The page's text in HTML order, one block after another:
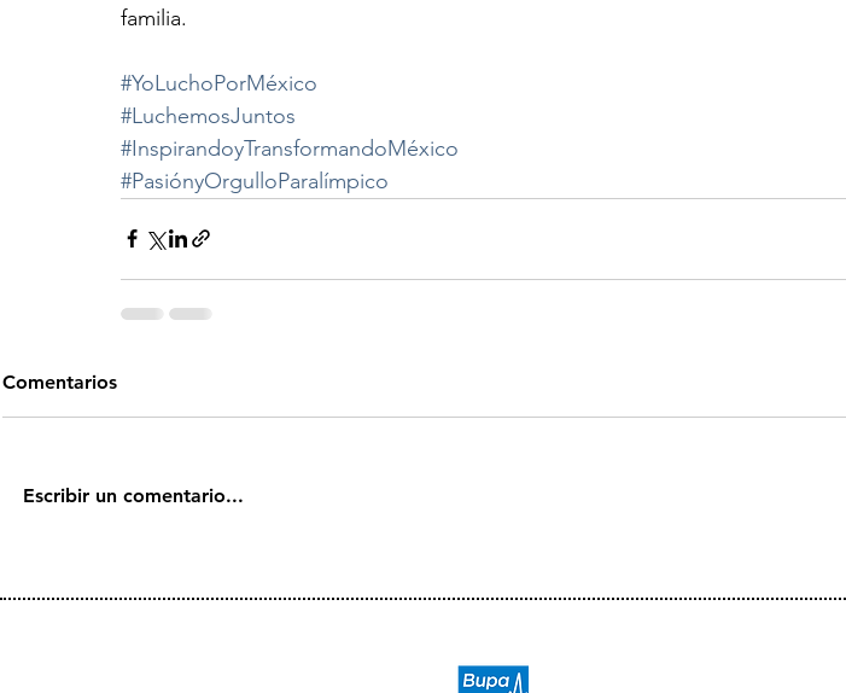
familia.
#YoLuchoPorMéxico
#LuchemosJuntos
#InspirandoyTransformandoMéxico
#PasiónyOrgulloParalímpico
Comentarios
Escribir un comentario...